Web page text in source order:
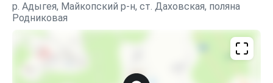
р. Адыгея, Майкопский р-н, ст. Даховская, поляна
Родниковая